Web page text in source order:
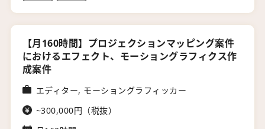
【月160時間】プロジェクションマッピング案件
におけるエフェクト、モーショングラフィクス作
成案件
エディター, モーショングラフィッカー
~300,000円（税抜）